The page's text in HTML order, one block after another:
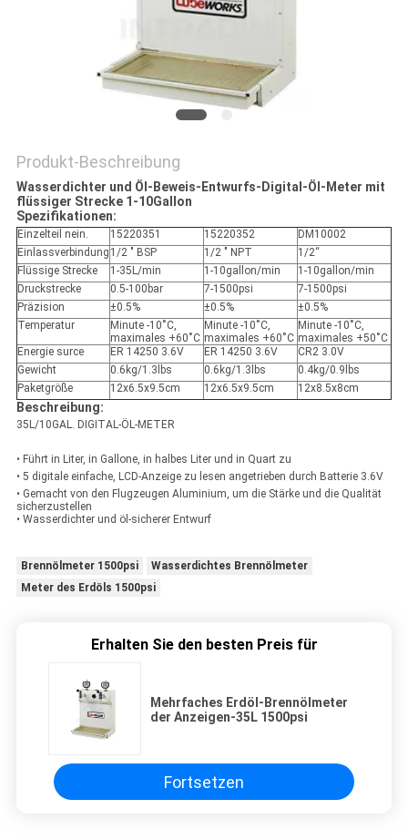
Produkt-Beschreibung
Wasserdichter und Öl-Beweis-Entwurfs-Digital-Öl-Meter mit
flüssiger Strecke 1-10Gallon
Spezifikationen:
Einzelteil nein. 15220351 15220352
DM10002
Einlassverbindung 1/2 " BSP 1/2 " NPT
1/2“
Flüssige Strecke
1-35L/min 1-10gallon/min
1-10gallon/min
Druckstrecke
0.5-100bar 7-1500psi
7-1500psi
Präzision
±0.5% ±0.5%
±0.5%
Temperatur
Minute -10˚C,
maximales +60˚C
Minute -10˚C,
maximales +60˚C
Minute -10˚C,
maximales +50˚C
Energie surce
ER 14250 3.6V ER 14250 3.6V
CR2 3.0V
Gewicht
0.6kg/1.3lbs 0.6kg/1.3lbs
0.4kg/0.9lbs
Paketgröße
12x6.5x9.5cm 12x6.5x9.5cm 12x8.5x8cm
Beschreibung:
35L/10GAL. DIGITAL-ÖL-METER
• Führt in Liter, in Gallone, in halbes Liter und in Quart zu
• 5 digitale einfache, LCD-Anzeige zu lesen angetrieben durch Batterie 3.6V
• Gemacht von den Flugzeugen Aluminium, um die Stärke und die Qualität
sicherzustellen
• Wasserdichter und öl-sicherer Entwurf
Brennölmeter 1500psi
Wasserdichtes Brennölmeter
Meter des Erdöls 1500psi
Erhalten Sie den besten Preis für
Mehrfaches Erdöl-Brennölmeter
der Anzeigen-35L 1500psi
Fortsetzen